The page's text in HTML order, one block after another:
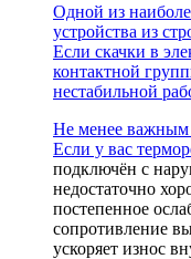
Одной из
устройства из
Если скачки в
контактной
нестабильной
Не менее важным
Если у вас
подключён с
недостаточно
постепенное
сопротивление
ускоряет износ